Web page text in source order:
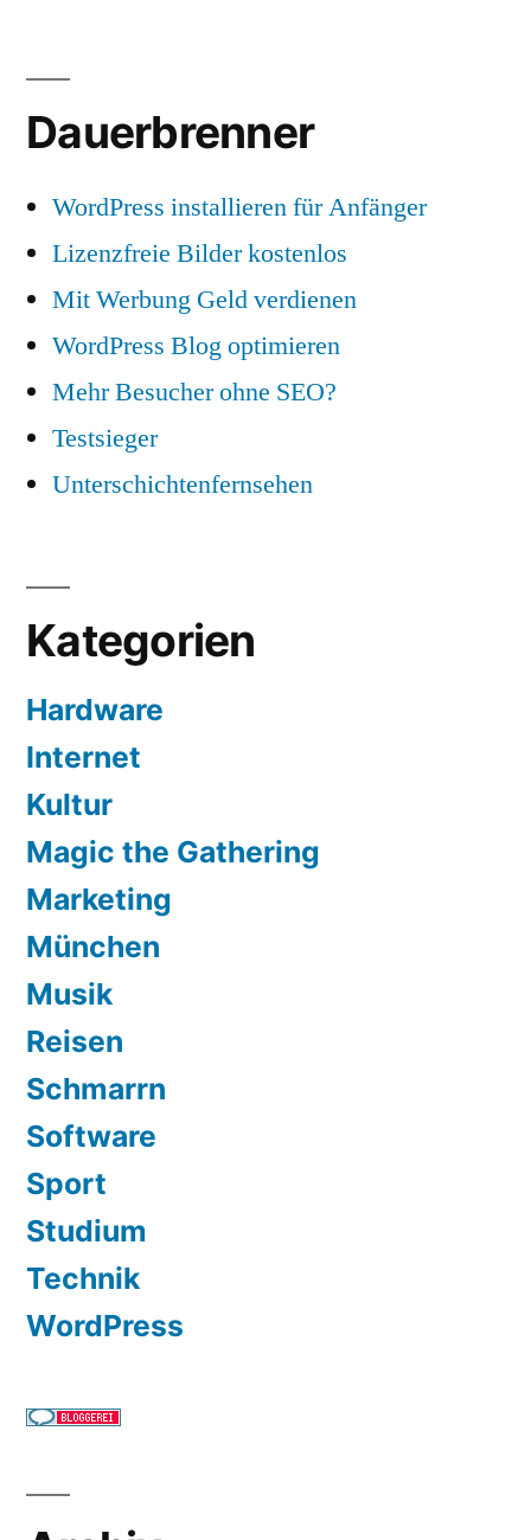
Dauerbrenner
WordPress installieren für Anfänger
Lizenzfreie Bilder kostenlos
Mit Werbung Geld verdienen
WordPress Blog optimieren
Mehr Besucher ohne SEO?
Testsieger
Unterschichtenfernsehen
Kategorien
Hardware
Internet
Kultur
Magic the Gathering
Marketing
München
Musik
Reisen
Schmarrn
Software
Sport
Studium
Technik
WordPress